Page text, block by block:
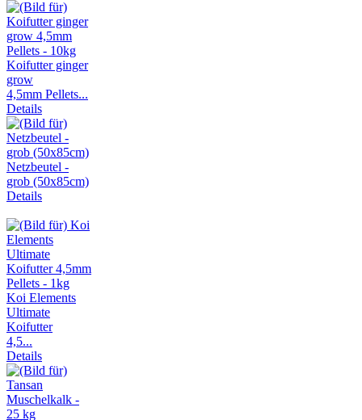
Koifutter ginger
grow
4,5mm Pellets...
Details
Netzbeutel -
grob (50x85cm)
Details
Koi Elements
Ultimate
Koifutter
4,5...
Details